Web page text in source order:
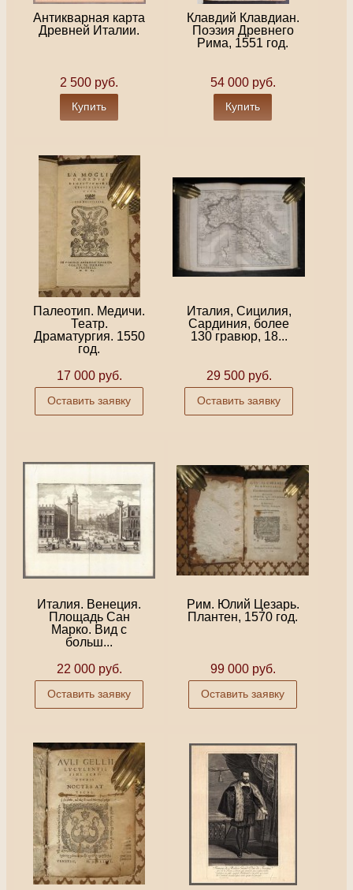
Антикварная карта
Древней Италии.
2 500 руб.
Купить
Клавдий Клавдиан.
Поэзия Древнего
Рима, 1551 год.
54 000 руб.
Купить
Палеотип. Медичи.
Театр.
Драматургия. 1550
год.
17 000 руб.
Оставить заявку
Италия, Сицилия,
Сардиния, более
130 гравюр, 18...
29 500 руб.
Оставить заявку
Италия. Венеция.
Площадь Сан
Марко. Вид с
больш...
22 000 руб.
Оставить заявку
Рим. Юлий Цезарь.
Плантен, 1570 год.
99 000 руб.
Оставить заявку